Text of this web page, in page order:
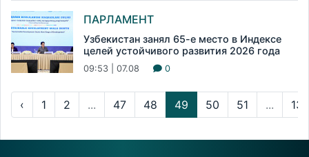
ПАРЛАМЕНТ
Узбекистан занял 65-е место в Индексе
целей устойчивого развития 2026 года
09:53 | 07.08 0
‹ 1 2 ... 47 48 49 50 51 ... 137